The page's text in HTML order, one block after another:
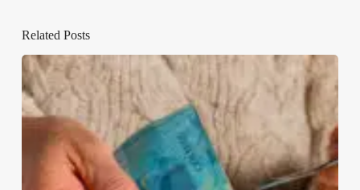
Related Posts